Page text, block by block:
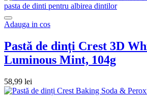
Adauga in cos
Pastă de dinți Crest 3D
Luminous Mint, 104g
58,99 lei